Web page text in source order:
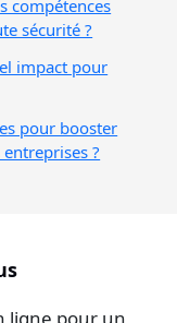
compétences
sécurité ?
impact pour
pour booster
?